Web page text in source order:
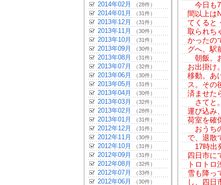
2014年02月 （28件）
2014年01月 （31件）
2013年12月 （31件）
2013年11月 （30件）
2013年10月 （31件）
2013年09月 （30件）
2013年08月 （31件）
2013年07月 （32件）
2013年06月 （30件）
2013年05月 （31件）
2013年04月 （30件）
2013年03月 （32件）
2013年02月 （28件）
2013年01月 （31件）
2012年12月 （31件）
2012年11月 （30件）
2012年10月 （31件）
2012年09月 （31件）
2012年08月 （32件）
2012年07月 （33件）
2012年06月 （30件）
今日も7
間以上は
てくると
取られち
かったの
グへ。駅
朝飯。
お出掛け
移動。あ
ス。その
済ませた
さてと
運び込み
荷室を確
おうち
で、退散
17時出
四日市に
トロトロ
雪も降っ
し、四日